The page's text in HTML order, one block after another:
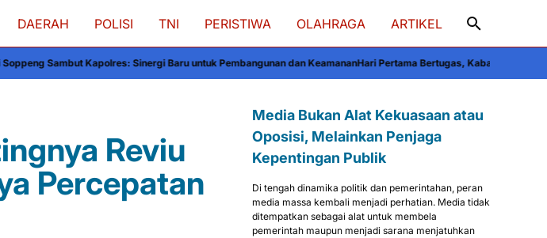
DAERAH POLISI TNI PERISTIWA OLAHRAGA ARTIKEL
Sinergi Baru untuk Pembangunan dan KeamananHari Pertama Bertugas, Kabagbinkar Biro SDM Polda Sulsel
Reviu
Percepatan
Media Bukan Alat Kekuasaan atau
Oposisi, Melainkan Penjaga
Kepentingan Publik
Di tengah dinamika politik dan pemerintahan, peran
media massa kembali menjadi perhatian. Media tidak
ditempatkan sebagai alat untuk membela
pemerintah maupun menjadi sarana menjatuhkan